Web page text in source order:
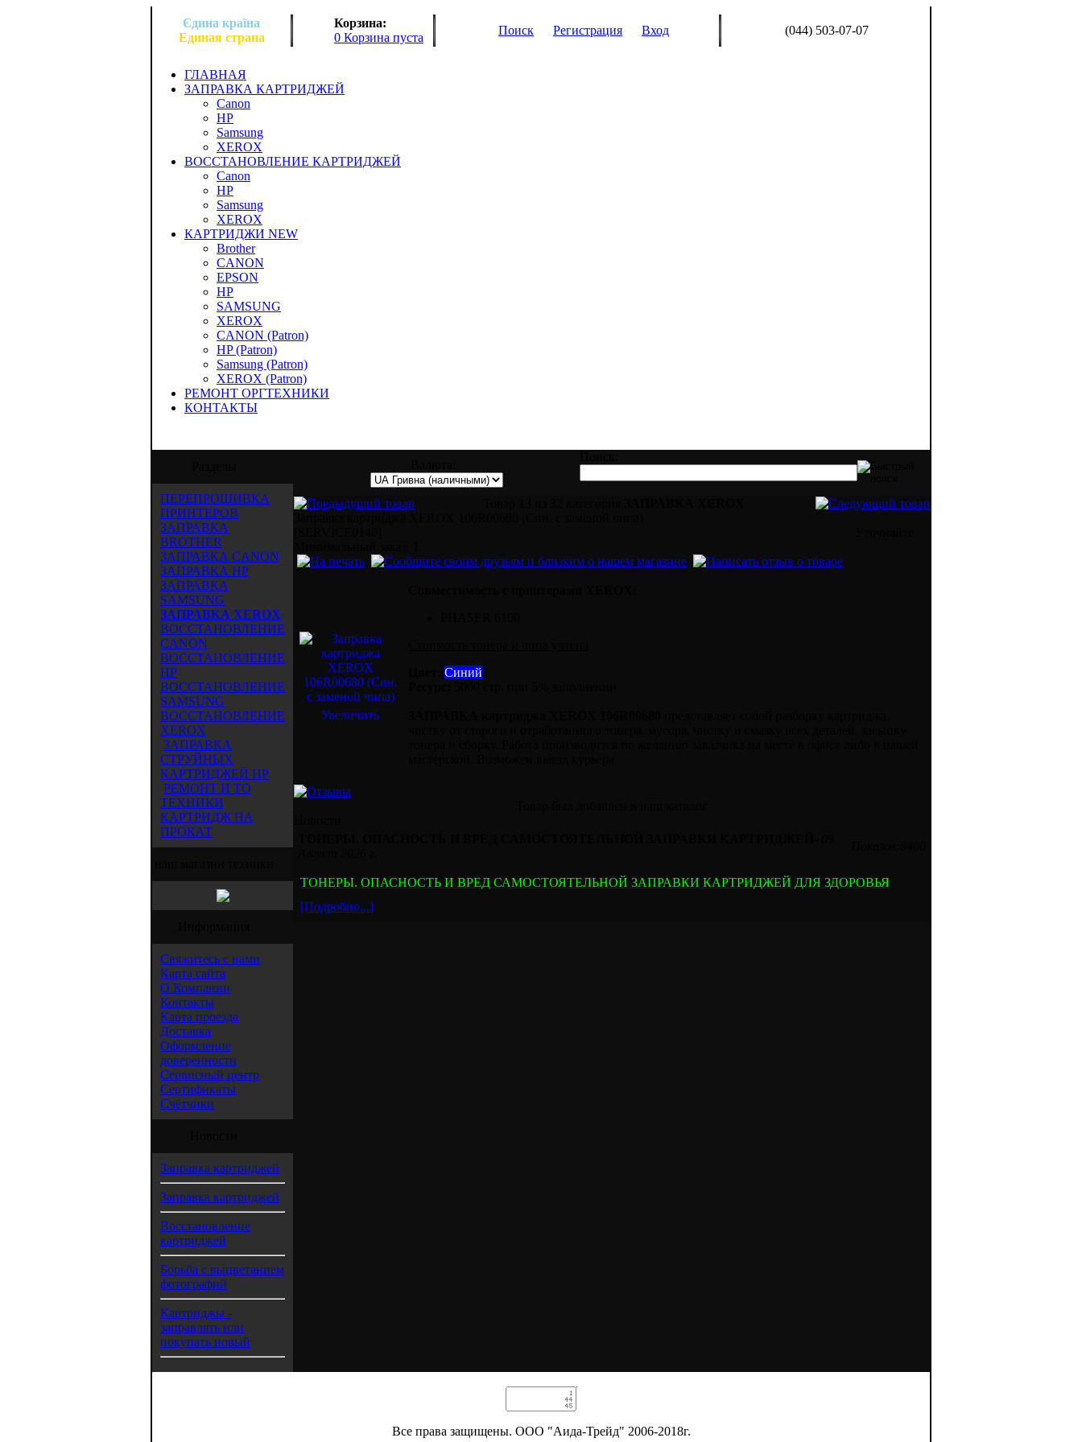
Єдина країна
Единая страна
Корзина:
0 Корзина пуста
Поиск Регистрация Вход (044) 503-07-07
ГЛАВНАЯ
ЗАПРАВКА КАРТРИДЖЕЙ
Canon
HP
Samsung
XEROX
ВОССТАНОВЛЕНИЕ КАРТРИДЖЕЙ
Canon
HP
Samsung
XEROX
КАРТРИДЖИ NEW
Brother
CANON
EPSON
HP
SAMSUNG
XEROX
CANON (Patron)
HP (Patron)
Samsung (Patron)
XEROX (Patron)
РЕМОНТ ОРГТЕХНИКИ
КОНТАКТЫ
ПЕРЕПРОШИВКА
ПРИНТЕРОВ
ЗАПРАВКА
BROTHER
ЗАПРАВКА CANON
ЗАПРАВКА HP
ЗАПРАВКА
SAMSUNG
ЗАПРАВКА XEROX
ВОССТАНОВЛЕНИЕ
CANON
ВОССТАНОВЛЕНИЕ
HP
ВОССТАНОВЛЕНИЕ
SAMSUNG
ВОССТАНОВЛЕНИЕ
XEROX
ЗАПРАВКА
СТРУЙНЫХ
КАРТРИДЖЕЙ HP
РЕМОНТ И ТО
ТЕХНИКИ
КАРТРИДЖ НА
ПРОКАТ
Свяжитесь с нами
Карта сайта
О Компании
Контакты
Карта проезда
Доставка
Оформление
доверенности
Сервисный центр
Сертификаты
Счётчики
Заправка картриджей
Заправка картриджей
Восстановление
картриджей
Борьба с выцветанием
фотографий
Картриджы -
заправлять или
покупать новый
Увеличить
Синий
ТОНЕРЫ. ОПАСНОСТЬ И ВРЕД САМОСТОЯТЕЛЬНОЙ ЗАПРАВКИ КАРТРИДЖЕЙ ДЛЯ ЗДОРОВЬЯ
[Подробно...]
Все права защищены. ООО "Аида-Трейд" 2006-2018г.